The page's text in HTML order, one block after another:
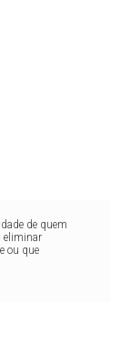
de quem
eliminar
ou que